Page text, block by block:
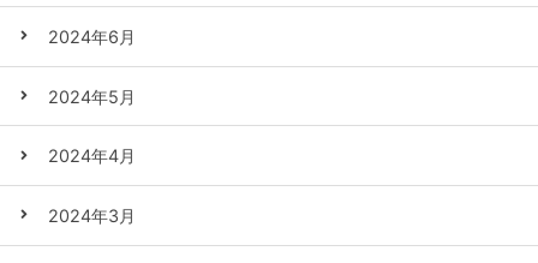
2024年6月
2024年5月
2024年4月
2024年3月